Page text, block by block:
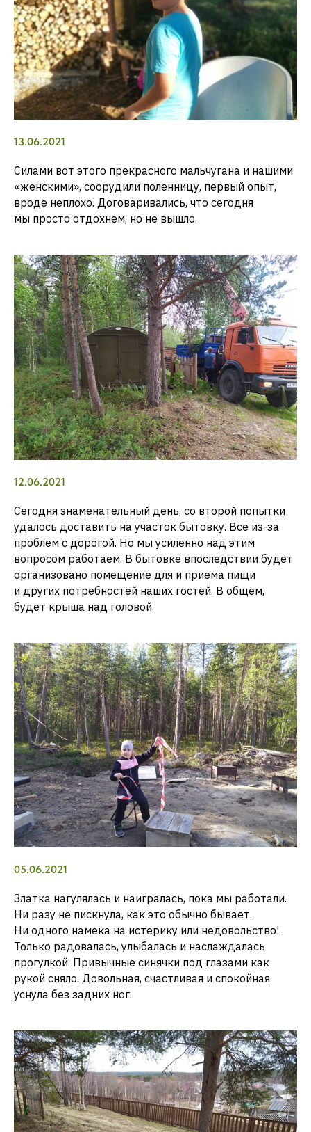
13.06.2021
Силами вот этого прекрасного мальчугана и нашими
«женскими», соорудили поленницу, первый опыт,
вроде неплохо. Договаривались, что сегодня
мы просто отдохнем, но не вышло.
12.06.2021
Сегодня знаменательный день, со второй попытки
удалось доставить на участок бытовку. Все из-за
проблем с дорогой. Но мы усиленно над этим
вопросом работаем. В бытовке впоследствии будет
организовано помещение для и приема пищи
и других потребностей наших гостей. В общем,
будет крыша над головой.
05.06.2021
Златка нагулялась и наигралась, пока мы работали.
Ни разу не пискнула, как это обычно бывает.
Ни одного намека на истерику или недовольство!
Только радовалась, улыбалась и наслаждалась
прогулкой. Привычные синячки под глазами как
рукой сняло. Довольная, счастливая и спокойная
уснула без задних ног.